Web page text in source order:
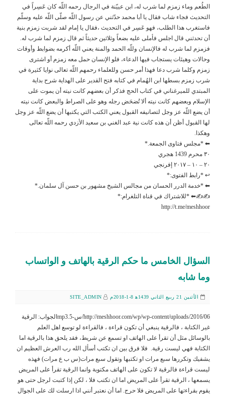
الطُعم وماء زمزم لما شرب له، ابن عييّنة في الرجال رحمه اللّه كان عَسِراً في
التحديث فجاء شاب فقال يا أبا محمد حدّثني عن رسول اللّه صلّى اللّه عليه وسلّم
فاستغرب هذا الطلب، فهو عَسِر في التحديث ،فقال يا إمام لقد شربت زمزم بنية
أن تحدثني قال اجلس فأملى عليه بضعاً وثلاثين حديثاً ثم قال زمزم لما شرب له.
فزمزم لما شرب له فالإنسان وللّه الحمد والمنة يعني اللّه أكرمه بضوابط وأوقات
وحالات وهيئات يستجاب فيها الدعاء، فلو الإنسان حمل معه زمزم أو اشترى
زمزم وكلما شرب دعا فهذا أمر حسن وللعلماء رحمهم اللّه تعالى نوايا كثيرة في
شرب زمزم بسطها ابن الهُمام في كتابه فتح القدير على الهداية شرح بداية
المبتدي للميرغناني في كتاب الحج فذكر أن بعضهم كانت نيته أن يموت على
الإسلام وبعضهم كانت نيته ألا تُضحَض رجله وهو على الصراط والبعض كانت نيته
أن يضع اللّه عز وجل لتصانيفه القبول يعني الكتب التي يكتبها أن يضع اللّه عز وجل
لها القبول أظن أن هذه كانت نية عبد الغني بن سعيد الأزدي رحمه اللّه تعالى
وهكذا.
⬅ *مجلس فتاوى الجمعة.*
٣٠ محرم 1439 هجري
٢٠ – ١٠ – ٢٠١٧ إفرنجي
↩ *رابط الفتوى:*
⬅ *خدمة الدرر الحسان من مجالس الشيخ مشهور بن حسن آل سلمان.*
✍✍⬅ *للاشتراك في قناة التلغرام:*
http://t.me/meshhoor
السؤال الخامس ما حكم الرقية بالهاتف و الواتساب
وما شابه
الأثنين 21 ربيع الثاني 1439ﻫ 8-1-2018م SITE_ADMIN
http://meshhoor.com/wp/wp-content/uploads/2016/06/س-5.mp3الجواب: الرقية
غير الكتابة ، فالرقية ينبغي أن تكون قراءة ، فالقراءة لو توسع اهل العلم
بالوسائل مثل أن تقرأ على الهاتف او تسمع عن شريط، فقد يلحق هذا بالرقية اما
الكتابة فهي ليست رقية. فلا فرق بين ان تكتب أسأل الله رب العرش العظيم ان
يشفيك وتكررها سبع مرات او تكتبها وتقول سبع مرات(س ب ع مرات) فهذه
ليست قراءة فالرقية لا تكون على الهاتف مكتوبة وانما الرقية تقرأ على المريض
يسمعها ، الرقية تقرأ على المريض اما ان تكتب فلا ، لكن إذا كتبت لرجل حتى هو
يقوم بقراءتها على المريض فلا حرج. اما أن نعتبر أنني اذا ارسلت لك على الجوال